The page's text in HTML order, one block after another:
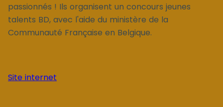
passionnés ! Ils organisent un concours jeunes
talents BD, avec l'aide du ministère de la
Communauté Française en Belgique.
Site internet